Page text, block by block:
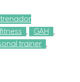
fitness , GAH
,
trainer
,